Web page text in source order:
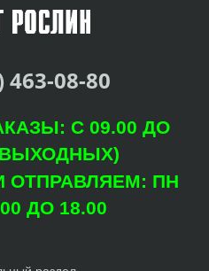
463-08-80
С 09.00 ДО
ВЫХОДНЫХ)
ОТПРАВЛЯЕМ: ПН
ДО 18.00